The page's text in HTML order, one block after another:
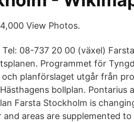
View Photos.
08-737 20 00 (växel)
Programmet för
planförslaget utgår från
bollplan. Pontarius
Farsta Stockholm is
areas are supplemented